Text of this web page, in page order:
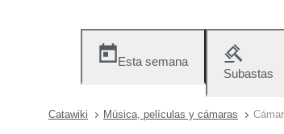
Esta semana
Subastas
Catawiki Música, películas y cámaras